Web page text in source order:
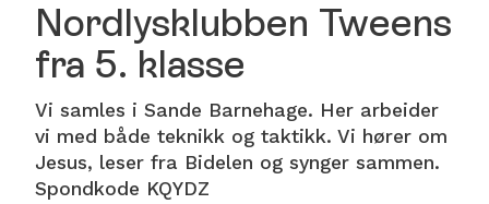
Om oss
Gi en gave
Nordlysklubben Tweens
fra 5. klasse
Vi samles i Sande Barnehage. Her arbeider
vi med både teknikk og taktikk. Vi hører om
Jesus, leser fra Bidelen og synger sammen.
Spondkode KQYDZ